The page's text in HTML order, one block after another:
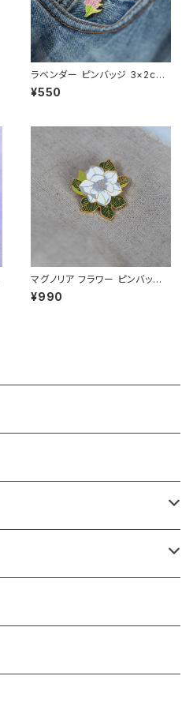
ラベンダー ピンバッジ 3×2cm
Lavender
¥550
マグノリア フラワー ピンバッジ
White Magnolia
¥990